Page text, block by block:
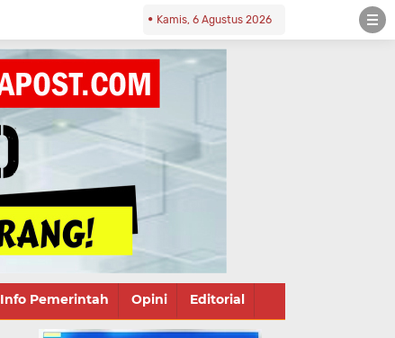
Kamis, 6 Agustus 2026
Info Pemerintah Opini Editorial